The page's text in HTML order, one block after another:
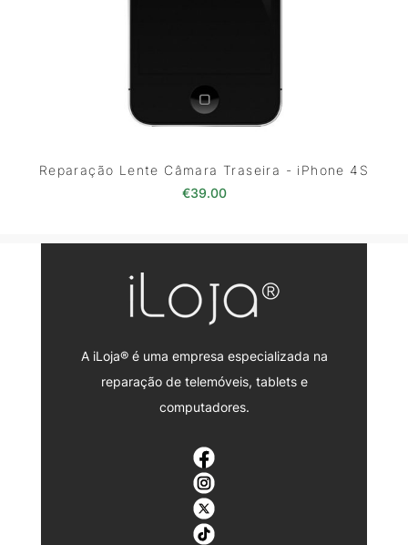
Reparação Lente Câmara Traseira - iPhone 4S
€39.00
A iLoja® é uma empresa especializada na
reparação de telemóveis, tablets e
computadores.